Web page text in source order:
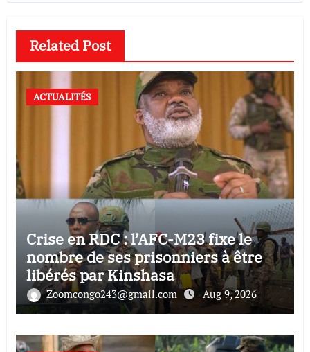
Related Post
ACTUALITÉS
Crise en RDC : l’AFC-M23 fixe le
nombre de ses prisonniers à être
libérés par Kinshasa
Zoomcongo243@gmail.com Aug 9, 2026